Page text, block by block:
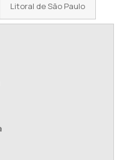
Litoral de São Paulo